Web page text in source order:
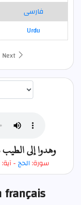
فارسی
Urdu
Next
وهدوا إلى
سورة:الحج-
français